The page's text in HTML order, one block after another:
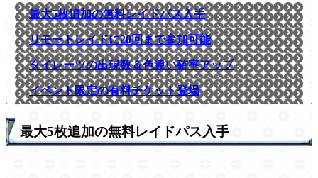
最大5枚追加の無料レイドパス入手
リモートレイドに20回まで参加可能
タイレーツの出現数＆色違い確率アップ
イベント限定の有料チケット登場
最大5枚追加の無料レイドパス入手